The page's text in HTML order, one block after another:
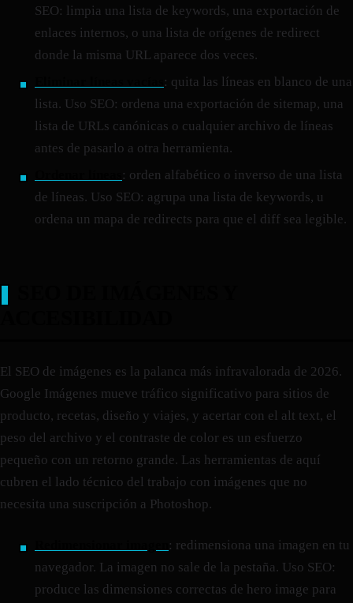
SEO: limpia una lista de keywords, una exportación de
enlaces internos, o una lista de orígenes de redirect
donde la misma URL aparece dos veces.
: quita las líneas en blanco de una
lista. Uso SEO: ordena una exportación de sitemap, una
lista de URLs canónicas o cualquier archivo de líneas
antes de pasarlo a otra herramienta.
: orden alfabético o inverso de una lista
de líneas. Uso SEO: agrupa una lista de keywords, u
ordena un mapa de redirects para que el diff sea legible.
El SEO de imágenes es la palanca más infravalorada de 2026.
Google Imágenes mueve tráfico significativo para sitios de
producto, recetas, diseño y viajes, y acertar con el alt text, el
peso del archivo y el contraste de color es un esfuerzo
pequeño con un retorno grande. Las herramientas de aquí
cubren el lado técnico del trabajo con imágenes que no
necesita una suscripción a Photoshop.
: redimensiona una imagen en tu
navegador. La imagen no sale de la pestaña. Uso SEO:
produce las dimensiones correctas de hero image para